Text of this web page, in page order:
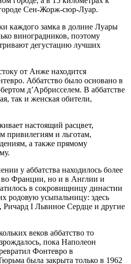
Сен-Жорж-сюр-Луар.
каждого замка в долине Луары
виноградников, поэтому
дегустацию лучших
от Анже находится
Аббатство было основано в
д’Арбрисселем. В аббатстве
так и женская обители,
настоящий расцвет,
привилегиям и льготам,
а также прямому
у аббатства находилось более
во Франции, но и в Англии и
в сокровищницу династии
родовую усыпальницу: здесь
I Львиное Сердце и другие
веков аббатство то
пока Наполеон
Фонтевро в
была закрыта только в 1962